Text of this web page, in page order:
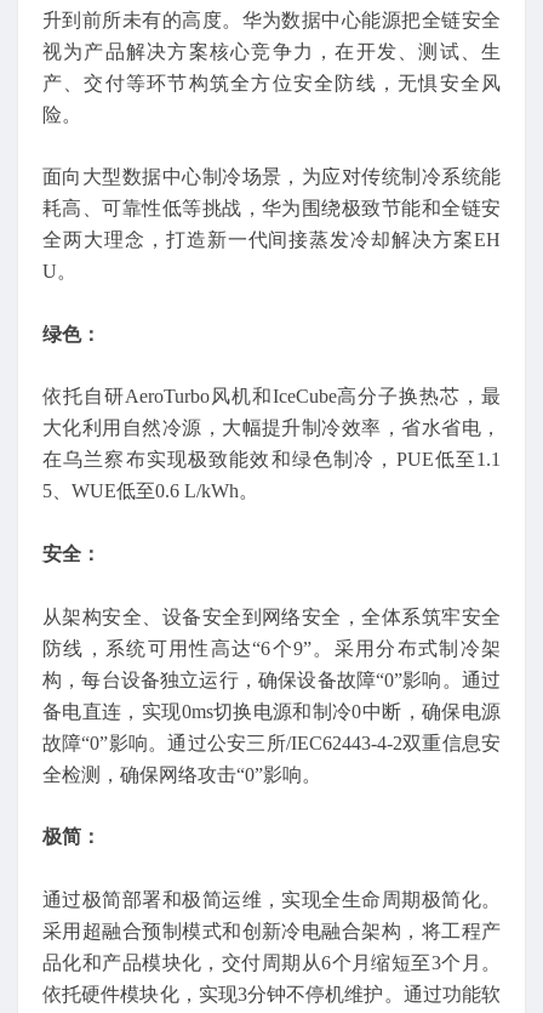
升到前所未有的高度。华为数据中心能源把全链安全
视为产品解决方案核心竞争力，在开发、测试、生
产、交付等环节构筑全方位安全防线，无惧安全风
险。
面向大型数据中心制冷场景，为应对传统制冷系统能
耗高、可靠性低等挑战，华为围绕极致节能和全链安
全两大理念，打造新一代间接蒸发冷却解决方案EH
U。
绿色：
依托自研AeroTurbo风机和IceCube高分子换热芯，最
大化利用自然冷源，大幅提升制冷效率，省水省电，
在乌兰察布实现极致能效和绿色制冷，PUE低至1.1
5、WUE低至0.6 L/kWh。
安全：
从架构安全、设备安全到网络安全，全体系筑牢安全
防线，系统可用性高达“6个9”。采用分布式制冷架
构，每台设备独立运行，确保设备故障“0”影响。通过
备电直连，实现0ms切换电源和制冷0中断，确保电源
故障“0”影响。通过公安三所/IEC62443-4-2双重信息安
全检测，确保网络攻击“0”影响。
极简：
通过极简部署和极简运维，实现全生命周期极简化。
采用超融合预制模式和创新冷电融合架构，将工程产
品化和产品模块化，交付周期从6个月缩短至3个月。
依托硬件模块化，实现3分钟不停机维护。通过功能软